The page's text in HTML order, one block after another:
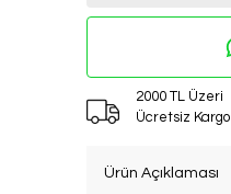
2000 TL Üzeri
Ücretsiz Kargo
Ürün Açıklaması